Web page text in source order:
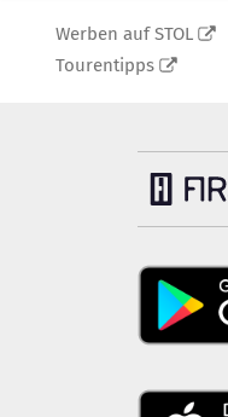
Werben auf STOL
Tourentipps